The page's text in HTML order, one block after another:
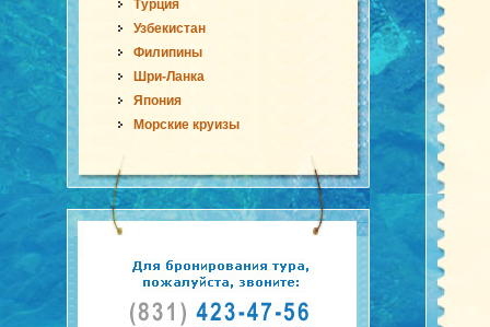
Турция
Узбекистан
Филипины
Шри-Ланка
Япония
Морские круизы